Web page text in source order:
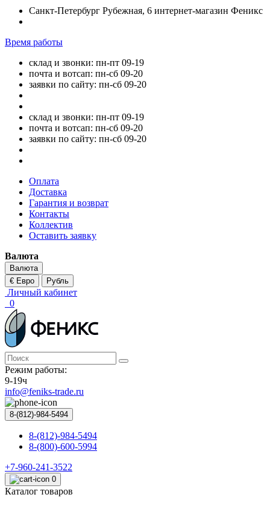
Санкт-Петербург Рубежная, 6 интернет-магазин Феникс
Время работы
склад и звонки: пн-пт 09-19
почта и вотсап: пн-сб 09-20
заявки по сайту: пн-сб 09-20
склад и звонки: пн-пт 09-19
почта и вотсап: пн-сб 09-20
заявки по сайту: пн-сб 09-20
Оплата
Доставка
Гарантия и возврат
Контакты
Коллектив
Оставить заявку
Валюта
Валюта
€ Евро
Рубль
Личный кабинет
0
Режим работы:
9-19ч
info@feniks-trade.ru
8-(812)-984-5494
8-(812)-984-5494
8-(800)-600-5994
+7-960-241-3522
0
Каталог товаров